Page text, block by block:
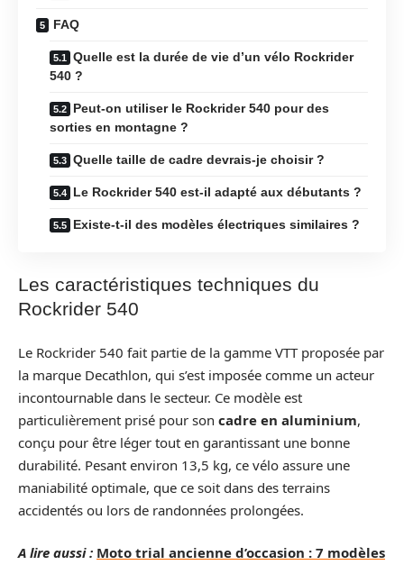
FAQ
Quelle est la durée de vie d’un vélo Rockrider
540 ?
Peut-on utiliser le Rockrider 540 pour des
sorties en montagne ?
Quelle taille de cadre devrais-je choisir ?
Le Rockrider 540 est-il adapté aux débutants ?
Existe-t-il des modèles électriques similaires ?
Les caractéristiques techniques du
Rockrider 540
Le Rockrider 540 fait partie de la gamme VTT proposée par
la marque Decathlon, qui s’est imposée comme un acteur
incontournable dans le secteur. Ce modèle est
particulièrement prisé pour son cadre en aluminium,
conçu pour être léger tout en garantissant une bonne
durabilité. Pesant environ 13,5 kg, ce vélo assure une
maniabilité optimale, que ce soit dans des terrains
accidentés ou lors de randonnées prolongées.
A lire aussi : Moto trial ancienne d’occasion : 7 modèles